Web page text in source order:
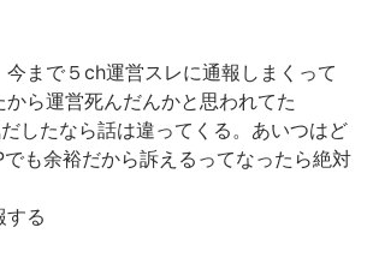
まで５ch運営スレに通報しまくって
から運営死んだんかと思われてた
したなら話は違ってくる。あいつはど
も余裕だから訴えるってなったら絶対
する